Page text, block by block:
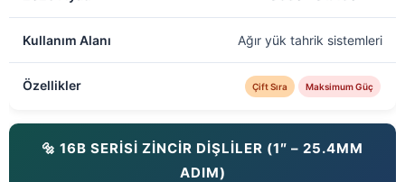
Ağır yük tahrik sistemleri
Çift Sıra Maksimum Güç
🔩 16B SERİSİ ZİNCİR DİŞLİLER (1″ – 25.4MM
ADIM)